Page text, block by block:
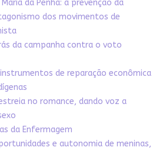
da Penha: a prevenção da
dos movimentos de
da campanha contra o voto
de reparação econômica
no romance, dando voz a
da Enfermagem
e autonomia de meninas,